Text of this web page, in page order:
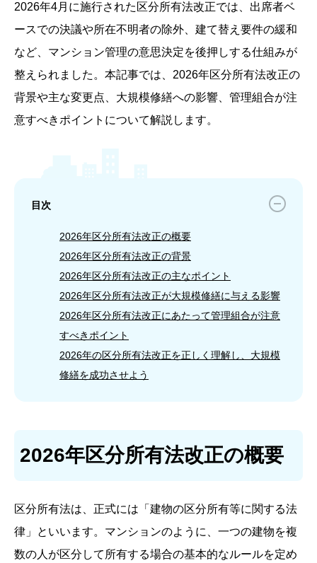
2026年4月に施行された区分所有法改正では、出席者ベ
ースでの決議や所在不明者の除外、建て替え要件の緩和
など、マンション管理の意思決定を後押しする仕組みが
整えられました。本記事では、2026年区分所有法改正の
背景や主な変更点、大規模修繕への影響、管理組合が注
意すべきポイントについて解説します。
目次
2026年区分所有法改正の概要
2026年区分所有法改正の背景
2026年区分所有法改正の主なポイント
2026年区分所有法改正が大規模修繕に与える影響
2026年区分所有法改正にあたって管理組合が注意
すべきポイント
2026年の区分所有法改正を正しく理解し、大規模
修繕を成功させよう
2026年区分所有法改正の概要
区分所有法は、正式には「建物の区分所有等に関する法
律」といいます。マンションのように、一つの建物を複
数の人が区分して所有する場合の基本的なルールを定め